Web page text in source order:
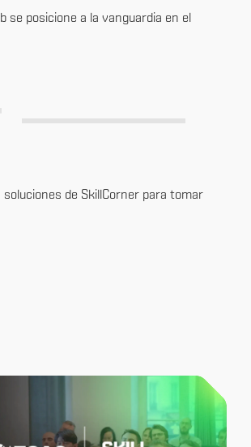
posicione a la vanguardia en el
de SkillCorner para tomar